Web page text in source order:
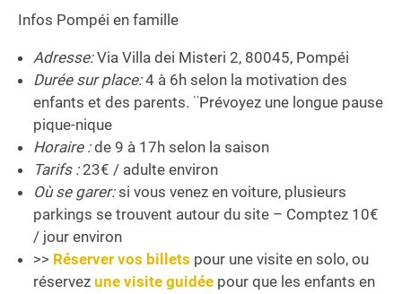
Infos Pompéi en famille
Adresse:Via Villa dei Misteri 2, 80045, Pompéi
Durée sur place:4 à 6h selon la motivation des
enfants et des parents. ¨Prévoyez une longue pause
pique-nique
Horaire :de 9 à 17h selon la saison
Tarifs :23€ / adulte environ
Où se garer:si vous venez en voiture, plusieurs
parkings se trouvent autour du site – Comptez 10€
/ jour environ
>> Réserver vos billets pour une visite en solo, ou
réservez une visite guidée pour que les enfants en